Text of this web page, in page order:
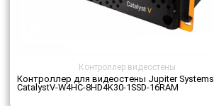
Контроллер видеостены
Контроллер для видеостены Jupiter Systems
CatalystV-W4HC-8HD4K30-1SSD-16RAM